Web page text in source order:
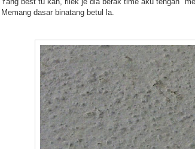
Memang dasar binatang betul la.